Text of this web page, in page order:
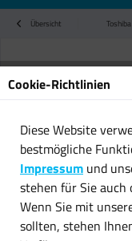
Übersicht Toshiba
Cookie-Richtlinien
Diese Website
bestmögliche
Impressum und
stehen für Sie auch
Wenn Sie mit
sollten, stehen